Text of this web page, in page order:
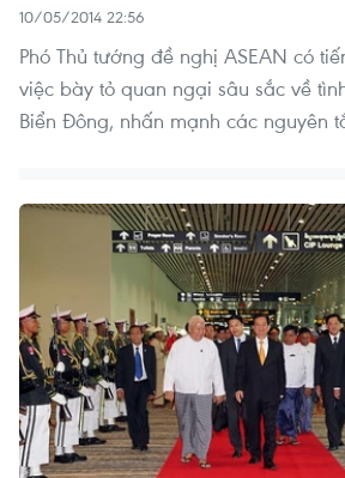
10/05/2014 22:56
Phó Thủ tướng đề nghị ASEAN có
việc bày tỏ quan ngại sâu sắc về
Biển Đông, nhấn mạnh các nguyên